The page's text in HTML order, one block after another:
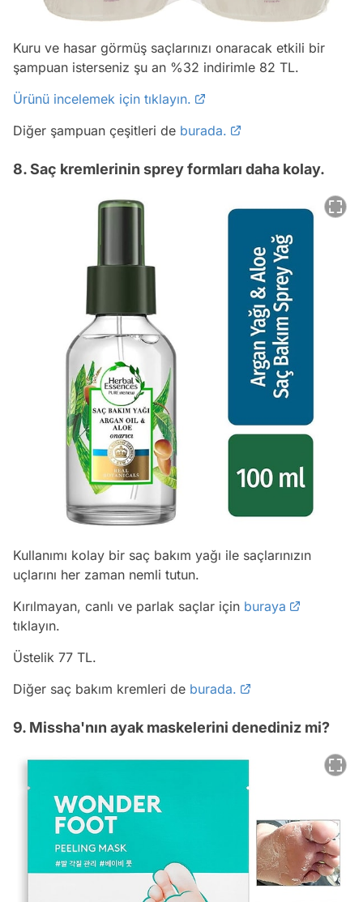
Kuru ve hasar görmüş saçlarınızı onaracak etkili bir
şampuan isterseniz şu an %32 indirimle 82 TL.
Ürünü incelemek için tıklayın.
Diğer şampuan çeşitleri de burada.
8. Saç kremlerinin sprey formları daha kolay.
Kullanımı kolay bir saç bakım yağı ile saçlarınızın
uçlarını her zaman nemli tutun.
Kırılmayan, canlı ve parlak saçlar için buraya
tıklayın.
Üstelik 77 TL.
Diğer saç bakım kremleri de burada.
9. Missha'nın ayak maskelerini denediniz mi?